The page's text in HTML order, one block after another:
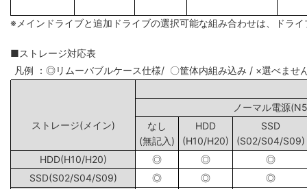
※メインドライブと追加ドライブの選択可能な組み合わせは、ドラ
■ストレージ対応表
凡例 ：◎リムーバブルケース仕様/ 〇筐体内組み込み / ×選べませ
ノーマル電源
ストレージ(メイン)
なし
(無記入)
HDD
(H10/H20)
SSD
(S02/S04/S09)
HDD(H10/H20)
◎ ◎
◎
SSD(S02/S04/S09)
◎ ◎
◎